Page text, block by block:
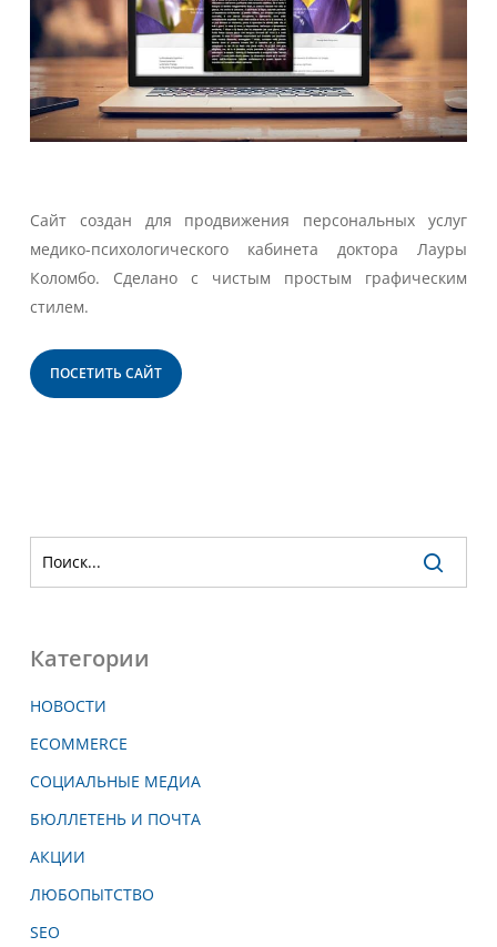
Сайт создан для продвижения персональных услуг
медико-психологического кабинета доктора Лауры
Коломбо. Сделано с чистым простым графическим
стилем.
ПОСЕТИТЬ САЙТ
Категории
НОВОСТИ
ECOMMERCE
СОЦИАЛЬНЫЕ МЕДИА
БЮЛЛЕТЕНЬ И ПОЧТА
АКЦИИ
ЛЮБОПЫТСТВО
SEO